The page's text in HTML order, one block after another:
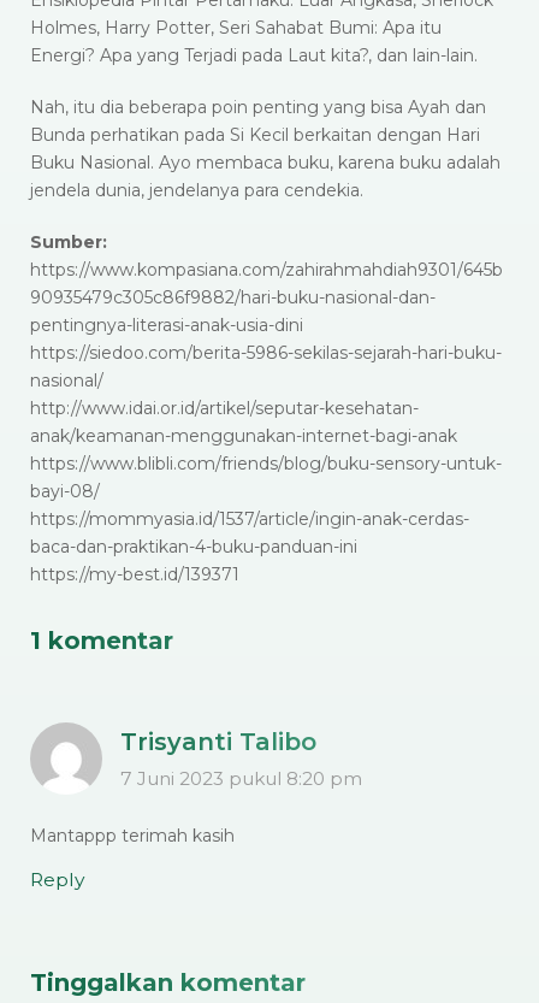
Holmes, Harry Potter, Seri Sahabat Bumi: Apa itu
Energi? Apa yang Terjadi pada Laut kita?, dan lain-lain.
Nah, itu dia beberapa poin penting yang bisa Ayah dan
Bunda perhatikan pada Si Kecil berkaitan dengan Hari
Buku Nasional. Ayo membaca buku, karena buku adalah
jendela dunia, jendelanya para cendekia.
Sumber:
https://www.kompasiana.com/zahirahmahdiah9301/645b
90935479c305c86f9882/hari-buku-nasional-dan-
pentingnya-literasi-anak-usia-dini
https://siedoo.com/berita-5986-sekilas-sejarah-hari-buku-
nasional/
http://www.idai.or.id/artikel/seputar-kesehatan-
anak/keamanan-menggunakan-internet-bagi-anak
https://www.blibli.com/friends/blog/buku-sensory-untuk-
bayi-08/
https://mommyasia.id/1537/article/ingin-anak-cerdas-
baca-dan-praktikan-4-buku-panduan-ini
https://my-best.id/139371
1 komentar
Trisyanti Talibo
7 Juni 2023 pukul 8:20 pm
Mantappp terimah kasih
Reply
Tinggalkan komentar